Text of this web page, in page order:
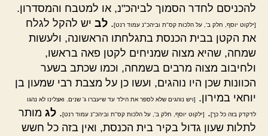
להכניסם לחדר הסמוך לביהכ"נ, או למטבח והמסדרון.
[ילקוט יוסף, חלק ב', על הלכות קס"ת וביהכ"נ עמוד רנט]. לב יש להקל לגלח
את הקטן בבית הכנסת בתגלחתו הראשונה, ולעשות
שמחה, שהיא מצוה שמניחים לקטן פאה בראשו,
ולחיבוב מצוה מרבים בשמחה, וכמו שכתב בשער
הכוונות שכן היו נוהגים, ועשו כן על מצבת רבי שמעון בן
יוחאי במירון.
[ויש נוהגים שלא לספר את הילד עד שיעברו ג' שנים. ואצלינו לא נהגו
לדקדק בזה כל כך]. [ילקוט יוסף, חלק ב', על הלכות קס"ת וביהכ"נ עמוד רנט]. לג מותר
לתלות שעון גדול בקיר בית הכנסת, ואין בזה כל חשש